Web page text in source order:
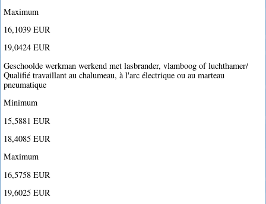
Maximum
16,1039 EUR
19,0424 EUR
Geschoolde werkman werkend met lasbrander, vlamboog of luchthamer/
Qualifié travaillant au chalumeau, à l'arc électrique ou au marteau
pneumatique
Minimum
15,5881 EUR
18,4085 EUR
Maximum
16,5758 EUR
19,6025 EUR